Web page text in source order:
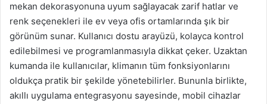
mekan dekorasyonuna uyum sağlayacak zarif hatlar ve
renk seçenekleri ile ev veya ofis ortamlarında şık bir
görünüm sunar. Kullanıcı dostu arayüzü, kolayca kontrol
edilebilmesi ve programlanmasıyla dikkat çeker. Uzaktan
kumanda ile kullanıcılar, klimanın tüm fonksiyonlarını
oldukça pratik bir şekilde yönetebilirler. Bununla birlikte,
akıllı uygulama entegrasyonu sayesinde, mobil cihazlar